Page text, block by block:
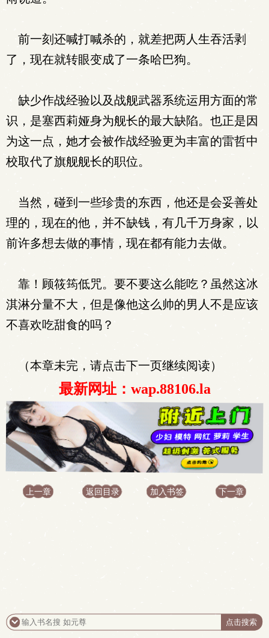
前一刻还喊打喊杀的，就差把两人生吞活剥
了，现在就转眼变成了一条哈巴狗。
缺少作战经验以及战舰武器系统运用方面的常
识，是塞西莉娅身为舰长的最大缺陷。也正是因
为这一点，她才会被作战经验更为丰富的雷哲中
校取代了旗舰舰长的职位。
当然，碰到一些珍贵的东西，他还是会妥善处
理的，现在的他，并不缺钱，有几千万身家，以
前许多想去做的事情，现在都有能力去做。
靠！顾筱筠低咒。要不要这么能吃？虽然这冰
淇淋分量不大，但是像他这么帅的男人不是应该
不喜欢吃甜食的吗？
（本章未完，请点击下一页继续阅读）
最新网址：wap.88106.la
上一章 返回目录 加入书签 下一章